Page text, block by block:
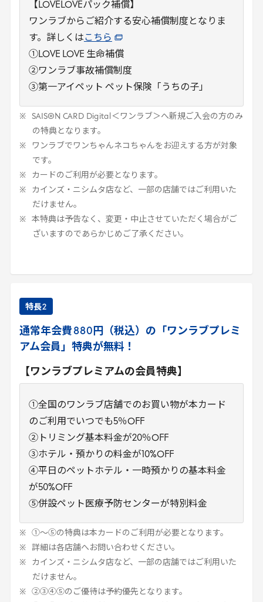
【LOVELOVEパック補償】
ワンラブからご紹介する安心補償制度となりま
す。詳しくはこちら
①LOVE LOVE 生命補償
②ワンラブ事故補償制度
③第一アイペット ペット保険「うちの子」
SAISON CARD Digital ＜ワンラブ＞へ新規ご入会の方のみ
の特典となります。
ワンラブでワンちゃんネコちゃんをお迎えする方が対象
です。
カードのご利用が必要となります。
カインズ・ニシムタ店など、一部の店舗ではご利用いた
だけません。
本特典は予告なく、変更・中止させていただく場合がご
ざいますのであらかじめご了承ください。
特長2
通常年会費880 円（税込）の「ワンラブプレミ
アム会員」特典が無料！
【ワンラブプレミアムの会員特典】
①全国のワンラブ店舗でのお買い物が本カード
のご利用でいつでも5％OFF
②トリミング基本料金が20％OFF
③ホテル・預かりの料金が10%OFF
④平日のペットホテル・一時預かりの基本料金
が50%OFF
⑤併設ペット医療予防センターが特別料金
①～⑤の特典は本カードのご利用が必要となります。
詳細は各店舗へお問い合わせください。
カインズ・ニシムタ店など、一部の店舗ではご利用いた
だけません。
②③④⑤のご優待は予約優先となります。